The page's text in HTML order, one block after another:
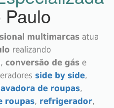
multimarcas atua
realizando
, conversão de gás e
side by side,
de roupas,
roupas, refrigerador,